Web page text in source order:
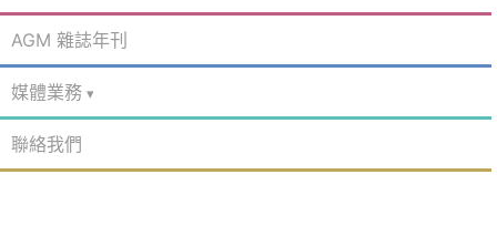
AGM 雜誌年刊
媒體業務
聯絡我們